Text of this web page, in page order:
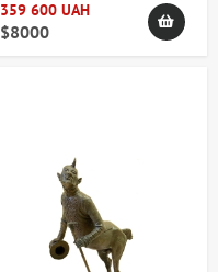
359 600 UAH
$8000